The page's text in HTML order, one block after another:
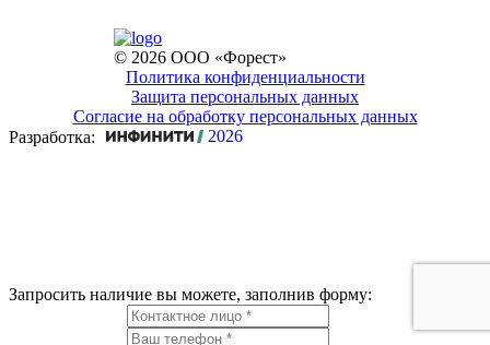
© 2026 ООО «Форест»
Политика конфиденциальности
Защита персональных данных
Согласие на обработку персональных данных
Разработка:
2026
Запросить наличие вы можете, заполнив форму: